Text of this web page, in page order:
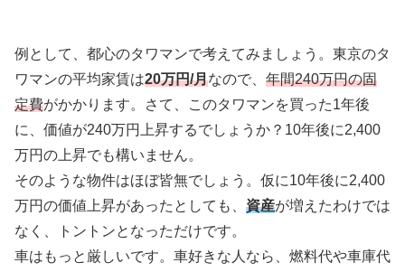
例として、都心のタワマンで考えてみましょう。東京のタ
ワマンの平均家賃は20万円/月なので、 年間240万円の固
定費がかかります。さて、このタワマンを買った1年後
に、価値が240万円上昇するでしょうか？10年後に2,400
万円の上昇でも構いません。
そのような物件はほぼ皆無でしょう。仮に10年後に2,400
万円の価値上昇があったとしても、 資産が増えたわけでは
なく、トントンとなっただけです。
車はもっと厳しいです。車好きな人なら、燃料代や車庫代